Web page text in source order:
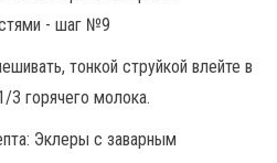
тонкой струйкой влейте в
3 горячего молока.